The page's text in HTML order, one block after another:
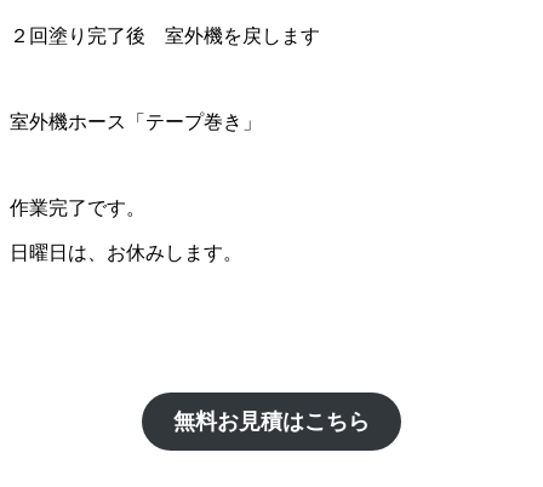
２回塗り完了後 室外機を戻します
室外機ホース「テープ巻き」
作業完了です。
日曜日は、お休みします。
無料お見積はこちら